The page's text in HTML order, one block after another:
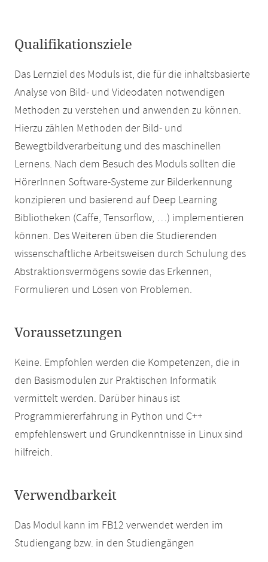
Qualifikationsziele
Das Lernziel des Moduls ist, die für die inhaltsbasierte
Analyse von Bild- und Videodaten notwendigen
Methoden zu verstehen und anwenden zu können.
Hierzu zählen Methoden der Bild- und
Bewegtbildverarbeitung und des maschinellen
Lernens. Nach dem Besuch des Moduls sollten die
HörerInnen Software-Systeme zur Bilderkennung
konzipieren und basierend auf Deep Learning
Bibliotheken (Caffe, Tensorflow, …) implementieren
können. Des Weiteren üben die Studierenden
wissenschaftliche Arbeitsweisen durch Schulung des
Abstraktionsvermögens sowie das Erkennen,
Formulieren und Lösen von Problemen.
Voraussetzungen
Keine. Empfohlen werden die Kompetenzen, die in
den Basismodulen zur Praktischen Informatik
vermittelt werden. Darüber hinaus ist
Programmiererfahrung in Python und C++
empfehlenswert und Grundkenntnisse in Linux sind
hilfreich.
Verwendbarkeit
Das Modul kann im FB12 verwendet werden im
Studiengang bzw. in den Studiengängen